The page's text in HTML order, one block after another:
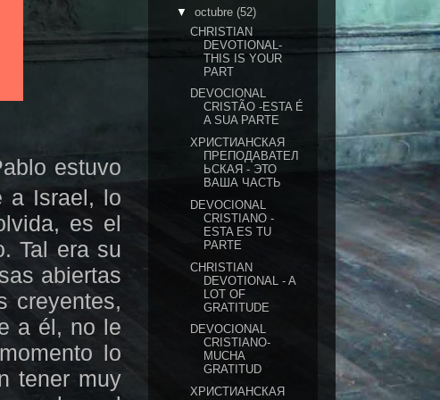
estuvo
a Israel, lo
es el
Tal era su
abiertas
creyentes,
a él, no le
lo
tener muy
▼ octubre (52)
CHRISTIAN
DEVOTIONAL-
THIS IS YOUR
PART
DEVOCIONAL
CRISTÃO -ESTA É
A SUA PARTE
ХРИСТИАНСКАЯ
ПРЕПОДАВАТЕЛ
ЬСКАЯ - ЭТО
ВАША ЧАСТЬ
DEVOCIONAL
CRISTIANO -
ESTA ES TU
PARTE
CHRISTIAN
DEVOTIONAL - A
LOT OF
GRATITUDE
DEVOCIONAL
CRISTIANO-
MUCHA
GRATITUD
ХРИСТИАНСКАЯ